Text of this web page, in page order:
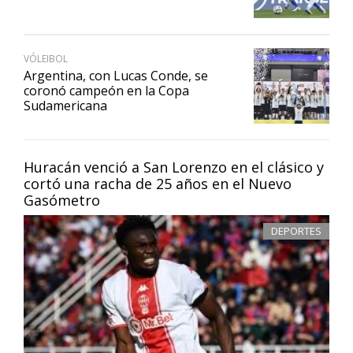
Huracán venció a San Lorenzo en el clásico y
cortó una racha de 25 años en el Nuevo
Gasómetro
DEPORTES
VÓLEIBOL
Argentina, con Lucas Conde, se
coronó campeón en la Copa
Sudamericana